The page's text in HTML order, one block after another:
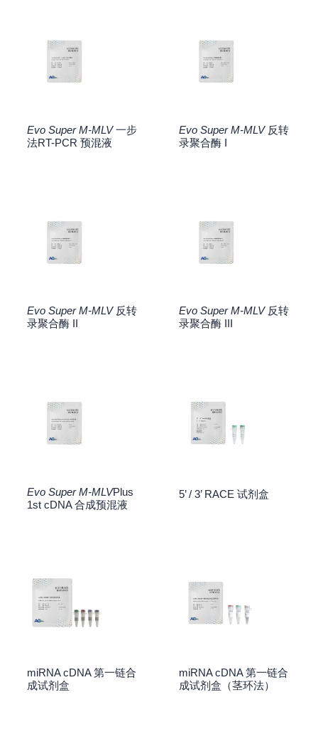
Evo Super M-MLV一步
法RT-PCR 预混液
Evo Super M-MLV反转
录聚合酶 I
Evo Super M-MLV反转
录聚合酶 II
Evo Super M-MLV反转
录聚合酶 III
Evo Super M-MLVPlus
1st cDNA 合成预混液
5’ / 3’ RACE 试剂盒
miRNA cDNA 第一链合
成试剂盒
miRNA cDNA 第一链合
成试剂盒（茎环法）